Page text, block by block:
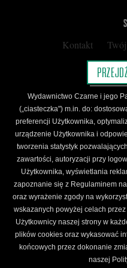
Kontakt
Kup kartę
Regulamin
Regulamin
Regulamin
Facebook YouTube
Wydawnictwo Czarne. Wszelkie
Powered by
Wydawnictwo Czarne i jego
(„ciasteczka") m.in. do:
preferencji Użytkownika,
urządzenie Użytkownika i
tworzenia statystyk
zawartości, autoryzacji przy
Użytkownika, wyświetlania
zapoznanie się z Regulaminem
oraz wyrażenie zgody na
wskazanych powyżej celach
Użytkownicy naszej strony w
plików cookies oraz wykasować
końcowych przez dokonanie
naszej